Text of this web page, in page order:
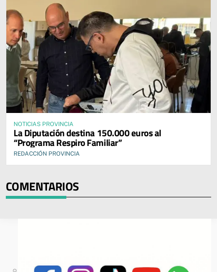
NOTICIAS PROVINCIA
La Diputación destina 150.000 euros al
“Programa Respiro Familiar”
REDACCIÓN PROVINCIA
COMENTARIOS